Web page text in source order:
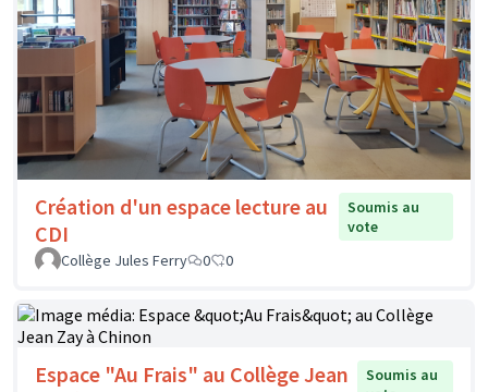
Création d'un espace lecture au
CDI
Soumis au
vote
Collège Jules Ferry
0 0
Espace "Au Frais" au Collège Jean
Soumis au